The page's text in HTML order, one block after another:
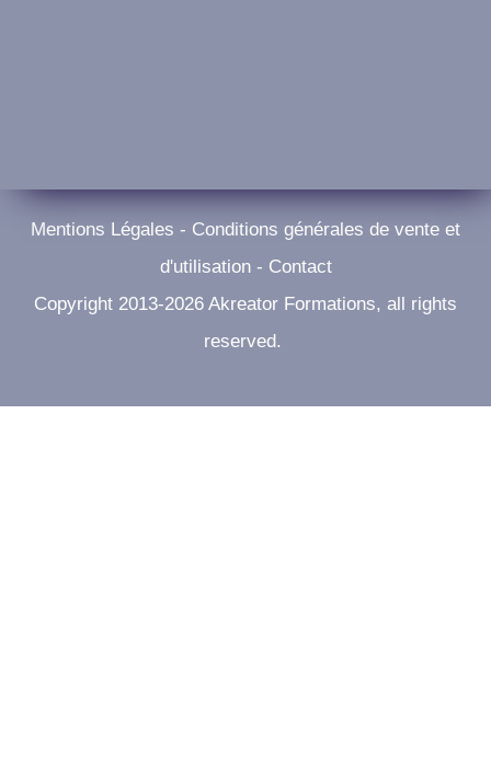
Mentions Légales - Conditions générales de vente et
d'utilisation- Contact
Copyright 2013-2026 Akreator Formations, all rights
reserved.